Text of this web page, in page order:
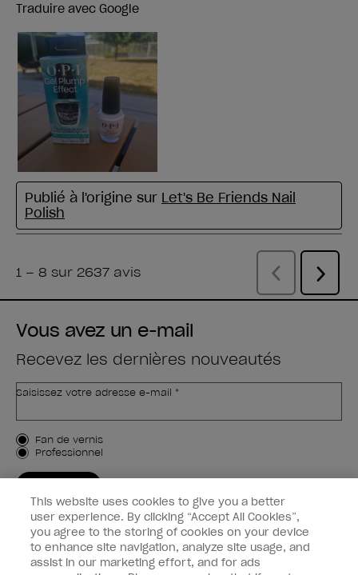
Vous avez un e-mail
Recevez les dernières nouveautés
Saisissez votre adresse e-mail *
Type de client
Fan de vernis
Professionnel
Informations clients
Connectez-Vous
This website uses cookies to give you a better
user experience. By clicking “Accept All Cookies”,
you agree to the storing of cookies on your device
to enhance site navigation, analyze site usage, and
assist in our marketing effort, and for ads